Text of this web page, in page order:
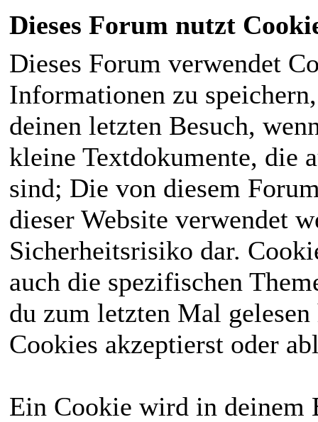
Dieses Forum nutzt
Dieses Forum verwendet
Informationen zu
deinen letzten Besuch,
kleine Textdokumente, die
sind; Die von diesem
dieser Website verwendet
Sicherheitsrisiko dar.
auch die spezifischen
du zum letzten Mal
Cookies akzeptierst oder
Ein Cookie wird in deinem